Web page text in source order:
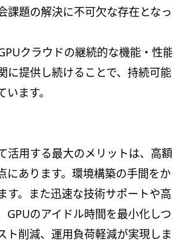
題の解決に不可欠な存在となっ
クラウドの継続的な機能・性
に提供し続けることで、持続可
ます。
活用する最大のメリットは、高
にあります。環境構築の手間を
す。また迅速な技術サポートや
のアイドル時間を最小化し
削減、運用負荷軽減が実現しま